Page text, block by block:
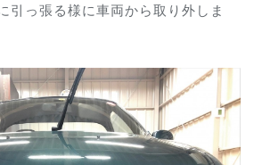
引っ張る様に車両から取り外しま